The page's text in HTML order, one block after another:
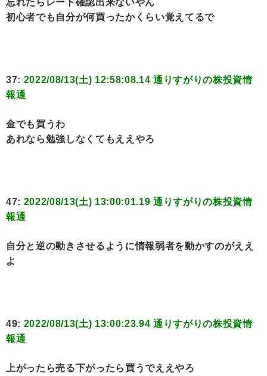
忘れたらレート確認出来ないやん
初心者でも自分が何買ったかくらい覚えてるで
37: 2022/08/13(土) 12:58:08.14 通りすがりの株投資情
報通
金でも買うわ
あれなら勉強しなくてもええやろ
47: 2022/08/13(土) 13:00:01.19 通りすがりの株投資情
報通
自分と逆の動きさせるように情報弱者を動かすのがええ
よ
49: 2022/08/13(土) 13:00:23.94 通りすがりの株投資情
報通
上がったら売る下がったら買うでええやろ